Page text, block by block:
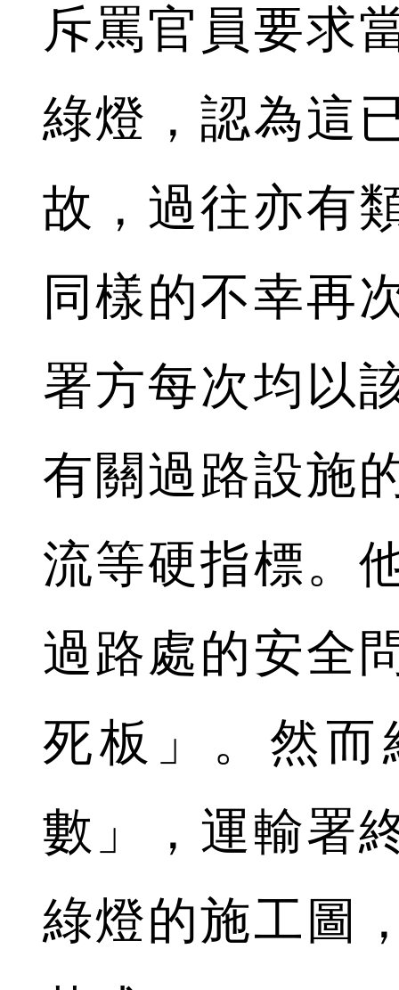
斥罵官員要求
綠燈，認為這
故，過往亦有
同樣的不幸再
署方每次均以
有關過路設施
流等硬指標。
過路處的安全
死板」。然而
數」，運輸署
綠燈的施工圖